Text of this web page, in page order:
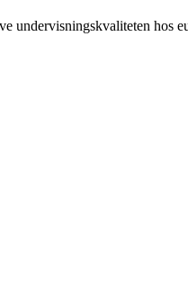
undervisningskvaliteten hos